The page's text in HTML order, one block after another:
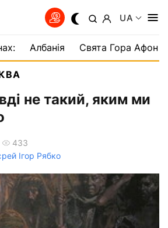
UA
Албанія Свята Гора Афон
не такий, яким ми
433
Ігор Рябко